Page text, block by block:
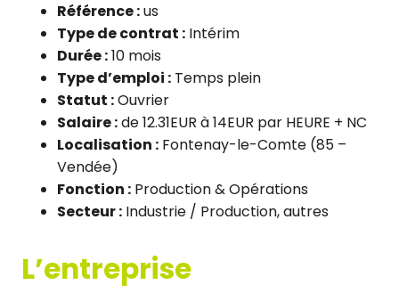
Référence :us
Type de contrat : Intérim
Durée :10 mois
Type d’emploi : Temps plein
Statut :Ouvrier
Salaire :de 12.31EUR à 14EUR par HEURE + NC
Localisation : Fontenay-le-Comte (85 –
Vendée)
Fonction : Production & Opérations
Secteur : Industrie / Production, autres
L’entreprise